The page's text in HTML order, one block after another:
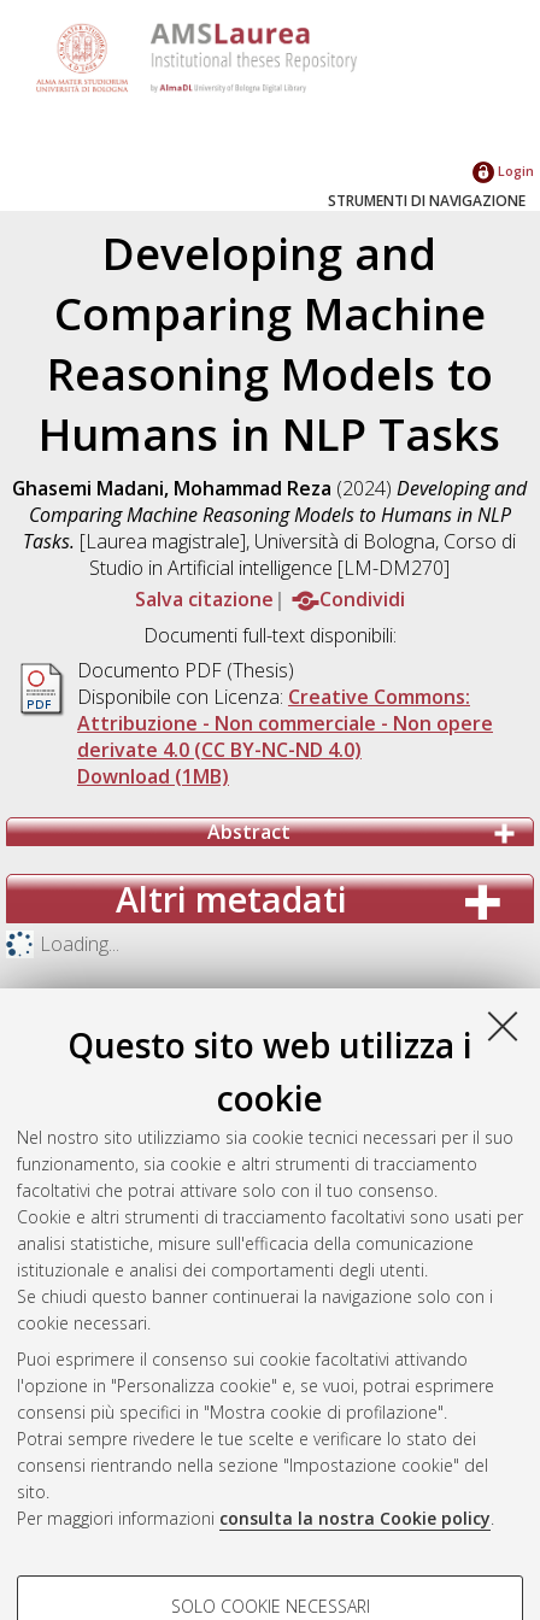
Questo sito web utilizza i
cookie
Nel nostro sito utilizziamo sia cookie tecnici necessari per il suo
funzionamento, sia cookie e altri strumenti di tracciamento
facoltativi che potrai attivare solo con il tuo consenso.
Cookie e altri strumenti di tracciamento facoltativi sono usati per
analisi statistiche, misure sull'efficacia della comunicazione
istituzionale e analisi dei comportamenti degli utenti.
Se chiudi questo banner continuerai la navigazione solo con i
cookie necessari.
Puoi esprimere il consenso sui cookie facoltativi attivando
l'opzione in "Personalizza cookie" e, se vuoi, potrai esprimere
consensi più specifici in "Mostra cookie di profilazione".
Potrai sempre rivedere le tue scelte e verificare lo stato dei
consensi rientrando nella sezione "Impostazione cookie" del
sito.
Per maggiori informazioni consulta la nostra Cookie policy.
COOKIE DI PROFILAZIONE -
SOLO COOKIE NECESSARI
Login
STRUMENTI DI NAVIGAZIONE
Developing and
Comparing Machine
Reasoning Models to
Humans in NLP Tasks
Ghasemi Madani, Mohammad Reza (2024)Developing and
Comparing Machine Reasoning Models to Humans in NLP
Tasks. [Laurea magistrale], Università di Bologna, Corso di
Studio inArtificial intelligence [LM-DM270]
Salva citazione
Condividi
Documenti full-text disponibili:
Documento PDF (Thesis)
Disponibile con Licenza: Creative Commons:
Attribuzione - Non commerciale - Non opere
derivate 4.0 (CC BY-NC-ND 4.0)
Download (1MB)
Abstract
Altri metadati
Loading...
Gestione del documento:
Atom
Rss 1.0
Rss 2.0
AMS Laurea
Impostazioni Cookie
Informativa sulla privacy